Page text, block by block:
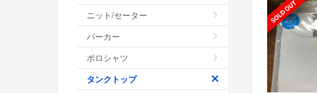
ニット/セーター
パーカー
ポロシャツ
タンクトップ